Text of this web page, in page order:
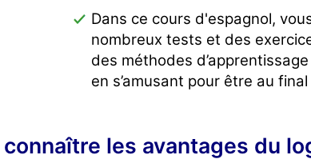
Dans ce cours d'espagnol,
nombreux tests et des
des méthodes
en s’amusant pour être au
les avantages du